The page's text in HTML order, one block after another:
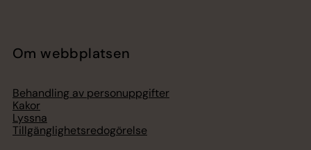
Om webbplatsen
Behandling av personuppgifter
Kakor
Lyssna
Tillgänglighetsredogörelse